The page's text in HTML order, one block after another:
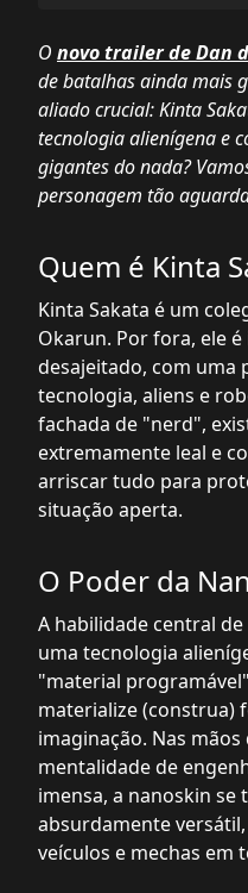
O novo trailer de Dan
de batalhas ainda mais
aliado crucial: Kinta
tecnologia alienígena e
gigantes do nada?
personagem tão
Quem é Kinta
Kinta Sakata é um
Okarun. Por fora, ele
desajeitado, com uma
tecnologia, aliens e
fachada de "nerd",
extremamente leal e
arriscar tudo para
situação aperta.
O Poder da
A habilidade central
uma tecnologia
"material
materialize (construa)
imaginação. Nas
mentalidade de
imensa, a nanoskin
absurdamente
veículos e mechas em